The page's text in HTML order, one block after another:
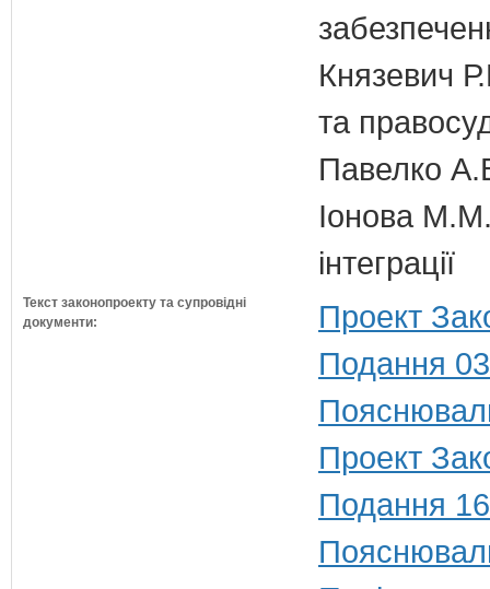
Князевич
та
Павелко
Іонова М.М.
інтеграції
Текст законопроекту та супровідні
документи:
Проект
Подання
Проект
Подання